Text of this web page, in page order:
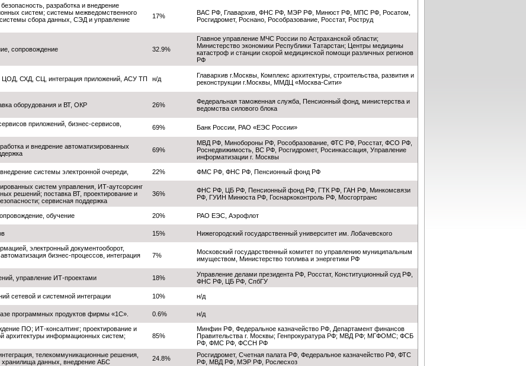
разработка и внедрение
систем; системы межведомственного
сбора данных, СЭД и управление
17%
ВАС РФ, Главархив, ФНС РФ, МЭР РФ, Минюст РФ, МПС РФ, Росатом,
Росгидромет, Роснано, Рособразование, Росстат, Роструд
сопровождение 32.9%
Главное управление МЧС России по Астраханской области;
Министерство экономики Республики Татарстан; Центры медицины
катастроф и станции скорой медицинской помощи различных регионов
РФ
ЦОД, СХД, СЦ, интеграция приложений, АСУ ТП н/д
Главархив г.Москвы, Комплекс архитектуры, строительства, развития и
реконструкции г.Москвы, ММДЦ «Москва-Сити»
оборудования и ВТ, ОКР 26%
Федеральная таможенная служба, Пенсионный фонд, министерства и
ведомства силового блока
приложений, бизнес-сервисов,
69% Банк России, РАО «ЕЭС России»
и внедрение автоматизированных
69%
МВД РФ, Минобороны РФ, Рособразование, ФТС РФ, Росстат, ФСО РФ,
Роснедвижимость, ВС РФ, Росгидромет, Росинкассация, Управление
информатизации г. Москвы
системы электронной очереди, 22% ФМС РФ, ФНС РФ, Пенсионный фонд РФ
систем управления, ИТ-аутсорсинг
решений; поставка ВТ, проектирование и
сервисная поддержка
36%
ФНС РФ, ЦБ РФ, Пенсионный фонд РФ, ГТК РФ, ГАН РФ, Минкомсвязи
РФ, ГУИН Минюста РФ, Госнаркоконтроль РФ, Мосгортранс
обучение 20% РАО ЕЭС, Аэрофлот
15% Нижегородский государственный университет им. Лобачевского
электронный документооборот,
бизнес-процессов, интеграция
7%
Московский государственный комитет по управлению муниципальным
имуществом, Министерство топлива и энергетики РФ
управление ИТ-проектами 18%
Управление делами президента РФ, Росстат, Конституционный суд РФ,
ФНС РФ, ЦБ РФ, СпбГУ
сетевой и системной интеграции 10% н/д
программных продуктов фирмы «1С». 0.6% н/д
ПО; ИТ-консалтинг; проектирование и
архитектуры информационных систем;
85%
Минфин РФ, Федеральное казначейство РФ, Департамент финансов
Правительства г. Москвы; Генпрокуратура РФ; МВД РФ; МГФОМС; ФСБ
РФ, ФМС РФ, ФССН РФ
телекоммуникационные решения,
данных, внедрение АБС
24.8%
Росгидромет, Счетная палата РФ, Федеральное казначейство РФ, ФТС
РФ, МВД РФ, МЭР РФ, Рослесхоз